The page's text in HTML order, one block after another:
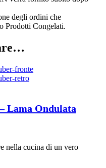
degli ordini che
Prodotti Congelati.
Lama Ondulata
nella cucina di un vero